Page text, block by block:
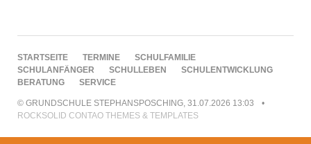
NAVIGATION
ÜBERSPRINGEN
STARTSEITE TERMINE
SCHULFAMILIE
SCHULANFÄNGER
SCHULLEBEN
SCHULENTWICKLUNG
BERATUNG
SERVICE
© GRUNDSCHULE STEPHANSPOSCHING, 31.07.2026 13:03
ROCKSOLID CONTAO THEMES & TEMPLATES